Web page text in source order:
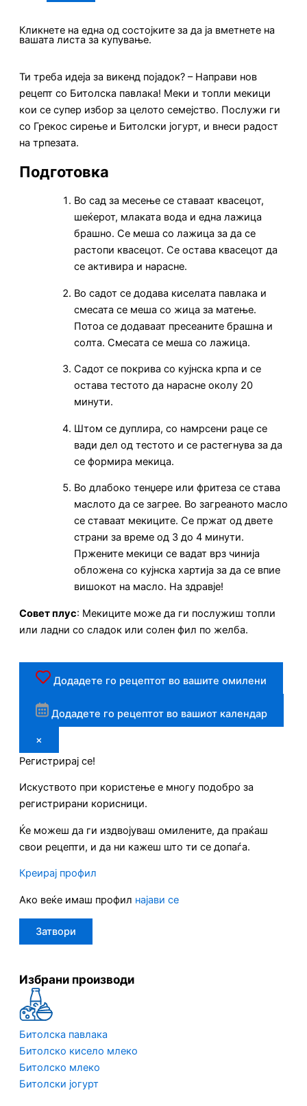
Кликнете на една од состојките за да ја вметнете на
вашата листа за купување.
Ти треба идеја за викенд појадок? – Направи нов
рецепт со Битолска павлака! Меки и топли мекици
кои се супер избор за целото семејство. Послужи ги
со Грекос сирење и Битолски јогурт, и внеси радост
на трпезата.
Подготовка
Во сад за месење се ставаат квасецот,
шеќерот, млаката вода и една лажица
брашно. Се меша со лажица за да се
растопи квасецот. Се остава квасецот да
се активира и нарасне.
Во садот се додава киселата павлака и
смесата се меша со жица за матење.
Потоа се додаваат пресеаните брашна и
солта. Смесата се меша со лажица.
Садот се покрива со кујнска крпа и се
остава тестото да нарасне околу 20
минути.
Штом се дуплира, со намрсени раце се
вади дел од тестото и се растегнува за да
се формира мекица.
Во длабоко тенџере или фритеза се става
маслото да се загрее. Во загреаното масло
се ставаат мекиците. Се пржат од двете
страни за време од 3 до 4 минути.
Пржените мекици се вадат врз чинија
обложена со кујнска хартија за да се впие
вишокот на масло. На здравје!
Совет плус: Мекиците може да ги послужиш топли
или ладни со сладок или солен фил по желба.
Додадете го рецептот во вашите омилени
Додадете го рецептот во вашиот календар
×
Регистрирај се!
Искуството при користење е многу подобро за
регистрирани корисници.
Ќе можеш да ги издвојуваш омилените, да праќаш
свои рецепти, и да ни кажеш што ти се допаѓа.
Креирај профил
Ако веќе имаш профил најави се
Затвори
Избрани производи
Битолска павлака
Битолско кисело млеко
Битолско млеко
Битолски јогурт